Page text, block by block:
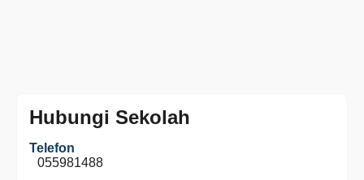
Hubungi Sekolah
Telefon
055981488